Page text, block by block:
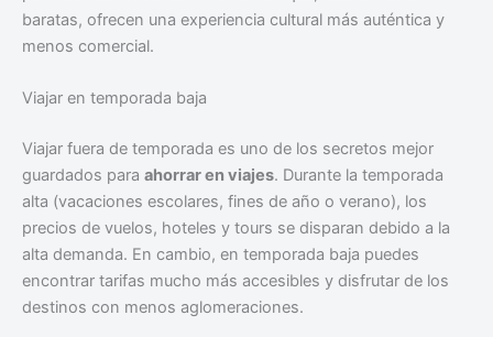
baratas, ofrecen una experiencia cultural más auténtica y
menos comercial.
Viajar en temporada baja
Viajar fuera de temporada es uno de los secretos mejor
guardados para ahorrar en viajes. Durante la temporada
alta (vacaciones escolares, fines de año o verano), los
precios de vuelos, hoteles y tours se disparan debido a la
alta demanda. En cambio, en temporada baja puedes
encontrar tarifas mucho más accesibles y disfrutar de los
destinos con menos aglomeraciones.